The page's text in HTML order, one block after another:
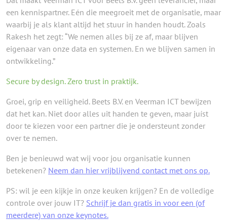
een kennispartner. Eén die meegroeit met de organisatie, maar
waarbij je als klant altijd het stuur in handen houdt. Zoals
Rakesh het zegt: “We nemen alles bij ze af, maar blijven
eigenaar van onze data en systemen. En we blijven samen in
ontwikkeling.”
Secure by design. Zero trust in praktijk.
Groei, grip en veiligheid. Beets B.V. en Veerman ICT bewijzen
dat het kan. Niet door alles uit handen te geven, maar juíst
door te kiezen voor een partner die je ondersteunt zonder
over te nemen.
Ben je benieuwd wat wij voor jou organisatie kunnen
betekenen? Neem dan hier vrijblijvend contact met ons op.
PS: wil je een kijkje in onze keuken krijgen? En de volledige
controle over jouw IT? Schrijf je dan gratis in voor een (of
meerdere) van onze keynotes.